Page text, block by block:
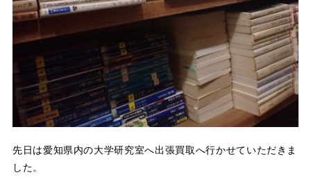
先日は愛知県内の大学研究室へ出張買取へ行かせていただきま
した。